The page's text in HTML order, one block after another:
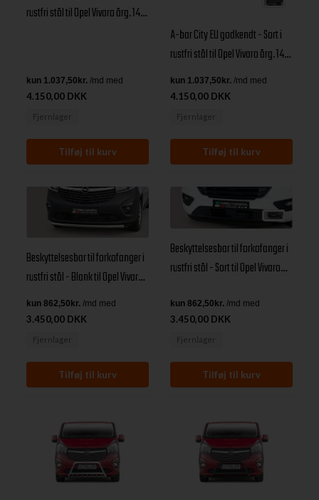
rustfri stål til Opel Vivaro årg. 14-
4.150,00 DKK
Fjernlager
A-bar City EU godkendt - Sort i
rustfri stål til Opel Vivaro årg. 14-
18
4.150,00 DKK
Fjernlager
Beskyttelsesbar til forkofanger i
rustfri stål - Blank til Opel Vivaro
årg. 14+
3.450,00 DKK
Fjernlager
Beskyttelsesbar til forkofanger i
rustfri stål - Sort til Opel Vivaro
3.450,00 DKK
Fjernlager